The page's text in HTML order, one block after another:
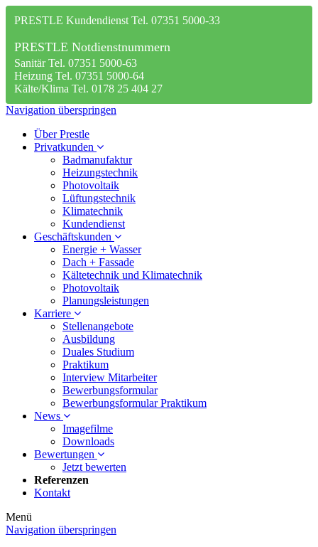
PRESTLE Kundendienst Tel. 07351 5000-33
PRESTLE Notdienstnummern
Sanitär Tel. 07351 5000-63
Heizung Tel. 07351 5000-64
Kälte/Klima Tel. 0178 25 404 27
Navigation überspringen
Über Prestle
Privatkunden
Badmanufaktur
Heizungstechnik
Photovoltaik
Lüftungstechnik
Klimatechnik
Kundendienst
Geschäftskunden
Energie + Wasser
Dach + Fassade
Kältetechnik und Klimatechnik
Photovoltaik
Planungsleistungen
Karriere
Stellenangebote
Ausbildung
Duales Studium
Praktikum
Interview Mitarbeiter
Bewerbungsformular
Bewerbungsformular Praktikum
News
Imagefilme
Downloads
Bewertungen
Jetzt bewerten
Referenzen
Kontakt
Menü
Navigation überspringen